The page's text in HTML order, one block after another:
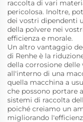
raccolta di vari
pericolosa. Inoltre,
dei vostri dipendenti
della polvere nei
efficienza e morale.
Un altro vantaggio
di Renhe è la
della corrosione delle
all'interno di una
quella macchina a
che possono portare
sistemi di raccolta
poiché creiamo un
migliorando